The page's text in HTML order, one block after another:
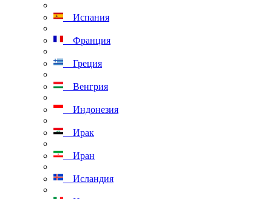
Испания
Франция
Греция
Венгрия
Индонезия
Ирак
Иран
Исландия